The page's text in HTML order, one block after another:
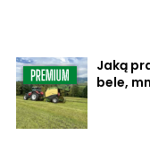
Jaką
bele,